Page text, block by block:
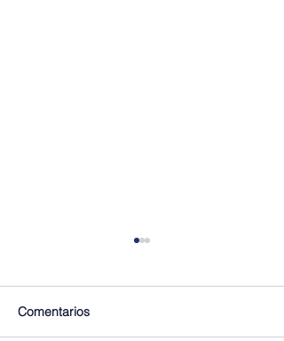
Comentarios